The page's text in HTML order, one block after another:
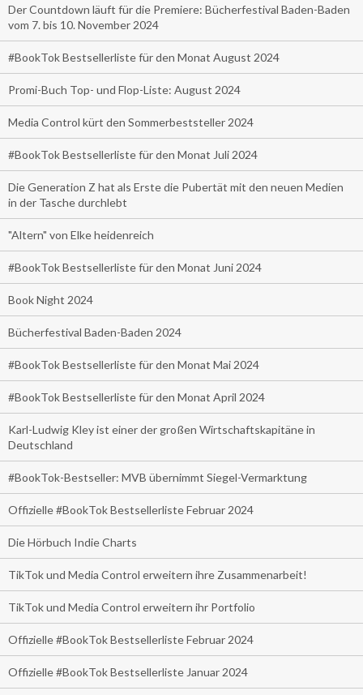
Der Countdown läuft für die Premiere: Bücherfestival Baden-Baden
vom 7. bis 10. November 2024
#BookTok Bestsellerliste für den Monat August 2024
Promi-Buch Top- und Flop-Liste: August 2024
Media Control kürt den Sommerbeststeller 2024
#BookTok Bestsellerliste für den Monat Juli 2024
Die Generation Z hat als Erste die Pubertät mit den neuen Medien
in der Tasche durchlebt
"Altern" von Elke heidenreich
#BookTok Bestsellerliste für den Monat Juni 2024
Book Night 2024
Bücherfestival Baden-Baden 2024
#BookTok Bestsellerliste für den Monat Mai 2024
#BookTok Bestsellerliste für den Monat April 2024
Karl-Ludwig Kley ist einer der großen Wirtschaftskapitäne in
Deutschland
#BookTok-Bestseller: MVB übernimmt Siegel-Vermarktung
Offizielle #BookTok Bestsellerliste Februar 2024
Die Hörbuch Indie Charts
TikTok und Media Control erweitern ihre Zusammenarbeit!
TikTok und Media Control erweitern ihr Portfolio
Offizielle #BookTok Bestsellerliste Februar 2024
Offizielle #BookTok Bestsellerliste Januar 2024